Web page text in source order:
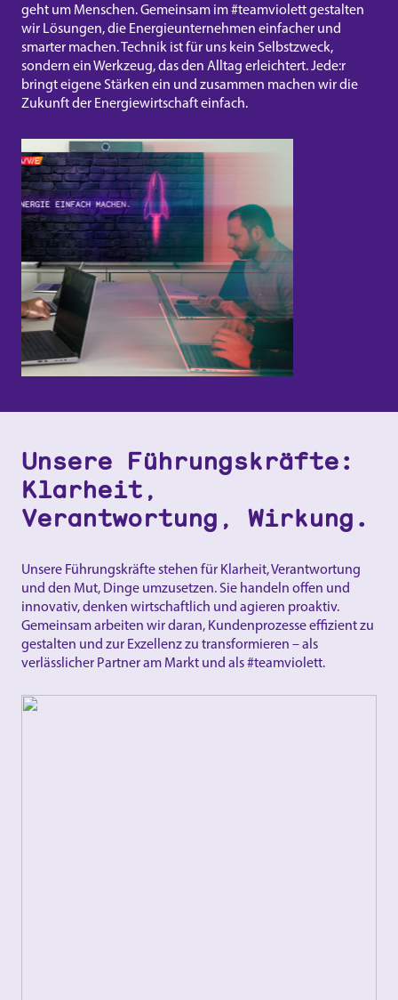
geht um Menschen. Gemeinsam im #teamviolett gestalten
wir Lösungen, die Energieunternehmen einfacher und
smarter machen. Technik ist für uns kein Selbstzweck,
sondern ein Werkzeug, das den Alltag erleichtert. Jede:r
bringt eigene Stärken ein und zusammen machen wir die
Zukunft der Energiewirtschaft einfach.
Unsere Führungskräfte:
Klarheit,
Verantwortung, Wirkung.
Unsere Führungskräfte stehen für Klarheit, Verantwortung
und den Mut, Dinge umzusetzen. Sie handeln offen und
innovativ, denken wirtschaftlich und agieren proaktiv.
Gemeinsam arbeiten wir daran, Kundenprozesse effizient zu
gestalten und zur Exzellenz zu transformieren – als
verlässlicher Partner am Markt und als #teamviolett.